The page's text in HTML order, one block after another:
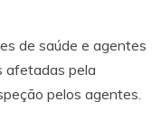
de saúde e agentes
afetadas pela
pelos agentes.